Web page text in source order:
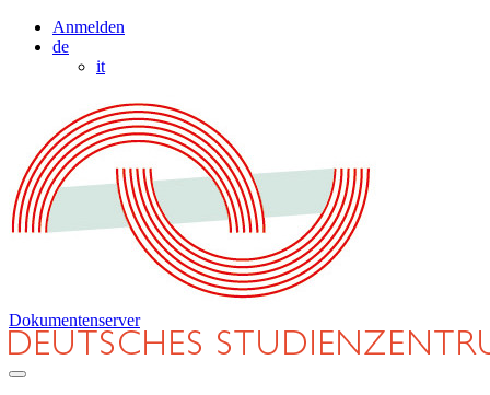
Anmelden
de
it
Dokumentenserver